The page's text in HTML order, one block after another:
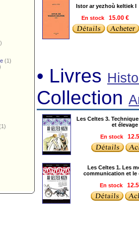
(1)
Istor ar yezhoù keltiek I
En stock
15.00 €
• Livres
Collection
Les Celtes 3.
et élevage
En stock
Les Celtes 1. Les
communication et le
En stock